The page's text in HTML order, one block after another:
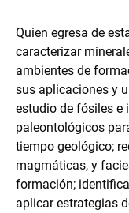
Quien egresa de
caracterizar
ambientes de
sus aplicaciones y
estudio de fósiles e
paleontológicos
tiempo geológico;
magmáticas, y
formación;
aplicar estrategias